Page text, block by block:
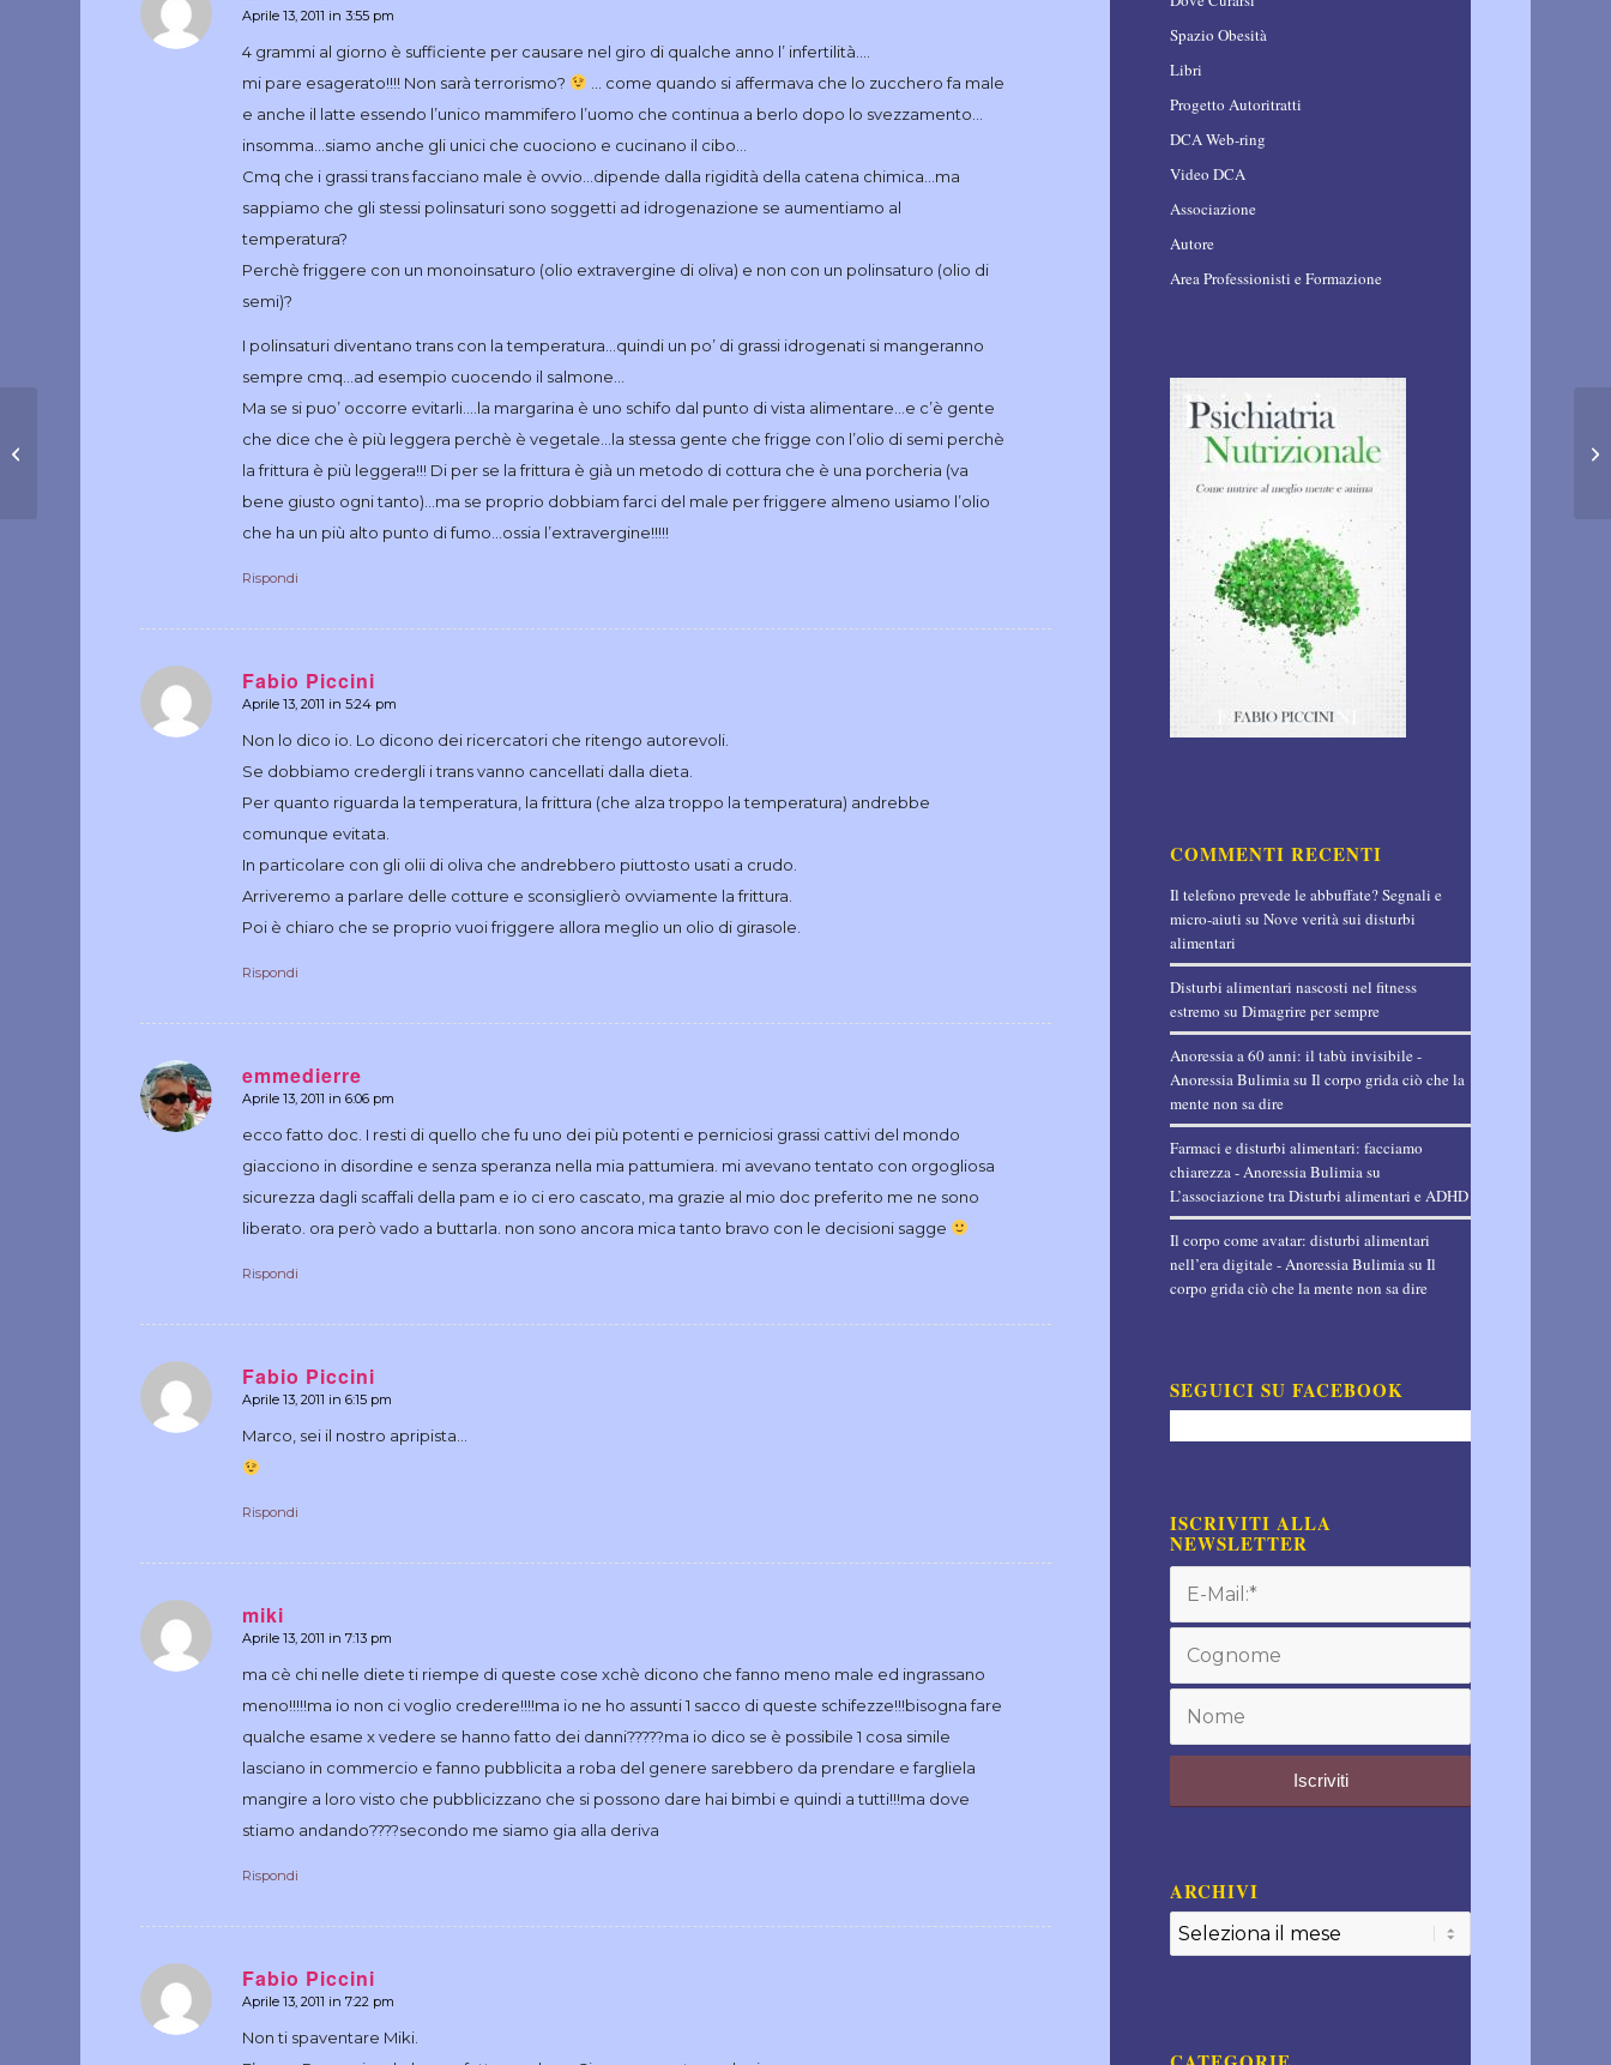
dice:
Aprile 13, 2011 in 3:55 pm
4 grammi al giorno è sufficiente per causare nel giro di qualche anno l’ infertilità….
mi pare esagerato!!!! Non sarà terrorismo?
… come quando si affermava che lo zucchero fa male
e anche il latte essendo l’unico mammifero l’uomo che continua a berlo dopo lo svezzamento…
insomma…siamo anche gli unici che cuociono e cucinano il cibo…
Cmq che i grassi trans facciano male è ovvio…dipende dalla rigidità della catena chimica…ma
sappiamo che gli stessi polinsaturi sono soggetti ad idrogenazione se aumentiamo al
temperatura?
Perchè friggere con un monoinsaturo (olio extravergine di oliva) e non con un polinsaturo (olio di
semi)?
I polinsaturi diventano trans con la temperatura…quindi un po’ di grassi idrogenati si mangeranno
sempre cmq…ad esempio cuocendo il salmone…
Ma se si puo’ occorre evitarli….la margarina è uno schifo dal punto di vista alimentare…e c’è gente
che dice che è più leggera perchè è vegetale…la stessa gente che frigge con l’olio di semi perchè
la frittura è più leggera!!! Di per se la frittura è già un metodo di cottura che è una porcheria (va
bene giusto ogni tanto)…ma se proprio dobbiam farci del male per friggere almeno usiamo l’olio
che ha un più alto punto di fumo…ossia l’extravergine!!!!!
Rispondi
Fabio Piccini
dice:
Aprile 13, 2011 in 5:24 pm
Non lo dico io. Lo dicono dei ricercatori che ritengo autorevoli.
Se dobbiamo credergli i trans vanno cancellati dalla dieta.
Per quanto riguarda la temperatura, la frittura (che alza troppo la temperatura) andrebbe
comunque evitata.
In particolare con gli olii di oliva che andrebbero piuttosto usati a crudo.
Arriveremo a parlare delle cotture e sconsiglierò ovviamente la frittura.
Poi è chiaro che se proprio vuoi friggere allora meglio un olio di girasole.
Rispondi
emmedierre
dice:
Aprile 13, 2011 in 6:06 pm
ecco fatto doc. I resti di quello che fu uno dei più potenti e perniciosi grassi cattivi del mondo
giacciono in disordine e senza speranza nella mia pattumiera. mi avevano tentato con orgogliosa
sicurezza dagli scaffali della pam e io ci ero cascato, ma grazie al mio doc preferito me ne sono
liberato. ora però vado a buttarla. non sono ancora mica tanto bravo con le decisioni sagge
Rispondi
Fabio Piccini
dice:
Aprile 13, 2011 in 6:15 pm
Marco, sei il nostro apripista…
Rispondi
miki
dice:
Aprile 13, 2011 in 7:13 pm
ma cè chi nelle diete ti riempe di queste cose xchè dicono che fanno meno male ed ingrassano
meno!!!!!ma io non ci voglio credere!!!!ma io ne ho assunti 1 sacco di queste schifezze!!!bisogna fare
qualche esame x vedere se hanno fatto dei danni?????ma io dico se è possibile 1 cosa simile
lasciano in commercio e fanno pubblicita a roba del genere sarebbero da prendare e fargliela
mangire a loro visto che pubblicizzano che si possono dare hai bimbi e quindi a tutti!!!ma dove
stiamo andando????secondo me siamo gia alla deriva
Rispondi
Fabio Piccini
dice:
Aprile 13, 2011 in 7:22 pm
Non ti spaventare Miki.
Spazio Obesità
Libri
Progetto Autoritratti
DCA Web-ring
Video DCA
Associazione
Autore
Area Professionisti e Formazione
COMMENTI RECENTI
Il telefono prevede le abbuffate? Segnali e
micro-aiuti suNove verità sui disturbi
alimentari
Disturbi alimentari nascosti nel fitness
estremo suDimagrire per sempre
Anoressia a 60 anni: il tabù invisibile -
Anoressia BulimiasuIl corpo grida ciò che la
mente non sa dire
Farmaci e disturbi alimentari: facciamo
chiarezza - Anoressia Bulimiasu
L’associazione tra Disturbi alimentari e ADHD
Il corpo come avatar: disturbi alimentari
nell’era digitale - Anoressia BulimiasuIl
corpo grida ciò che la mente non sa dire
SEGUICI SU FACEBOOK
ISCRIVITI ALLA
NEWSLETTER
ARCHIVI